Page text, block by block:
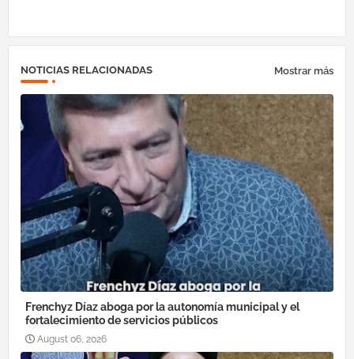
NOTICIAS RELACIONADAS Mostrar más
Frenchyz Díaz aboga por la autonomía municipal y el
fortalecimiento de servicios públicos
August 06, 2026